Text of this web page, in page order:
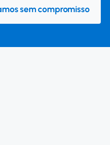
sem compromisso